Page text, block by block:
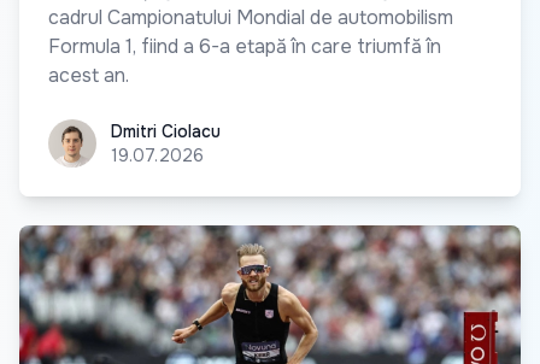
cadrul Campionatului Mondial de automobilism
Formula 1, fiind a 6-a etapă în care triumfă în
acest an.
Dmitri Ciolacu
Dmitri Ciolacu
19.07.2026